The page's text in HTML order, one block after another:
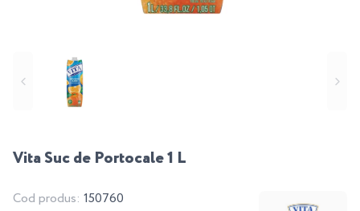
Vita Suc de Portocale 1 L
Cod produs: 150760